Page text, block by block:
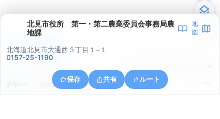
北見市役所 第一・第二農業委員会事務局農
地課
地
図
北海道北見市大通西３丁目１−１
0157-25-1190
保存 共有 ルート
北海道北見市清月町
アプリで見る